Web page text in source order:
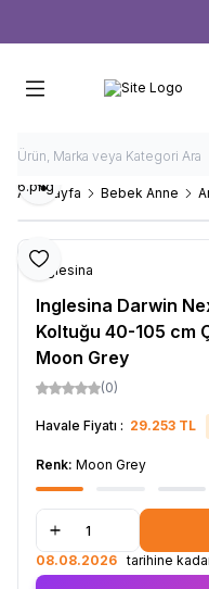
Ana Sayfa Bebek Anne
Favoriye Ekle
Paylaş
Inglesina
Inglesina Darwin
Koltuğu 40-105 cm
Moon Grey
(0)
Havale Fiyatı : 29.253 TL
Renk: Moon Grey
08.08.2026 tarihine